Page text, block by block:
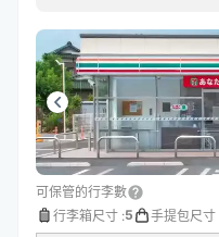
可保管的行李數
行李箱尺寸 :5 手提包尺寸